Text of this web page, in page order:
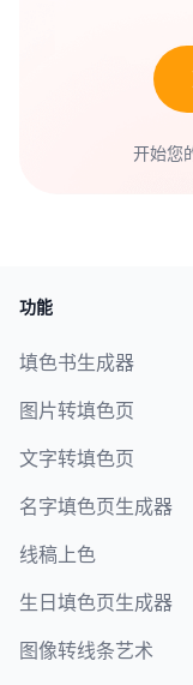
贴在卡纸上，做
将多张填色页涂
写故事内容。开始您
功能
填色书生成器
图片转填色页
文字转填色页
名字填色页生成器
线稿上色
生日填色页生成器
图像转线条艺术